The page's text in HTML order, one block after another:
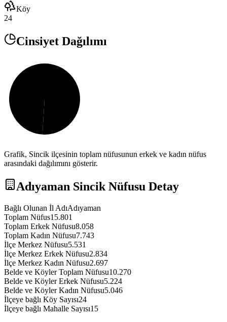
Köy
24
Cinsiyet Dağılımı
Grafik, Sincik ilçesinin toplam nüfusunun erkek ve kadın nüfus
arasındaki dağılımını gösterir.
Adıyaman Sincik Nüfusu Detay
Bağlı Olunan İl AdıAdıyaman
Toplam Nüfus15.801
Toplam Erkek Nüfusu8.058
Toplam Kadın Nüfusu7.743
İlçe Merkez Nüfusu5.531
İlçe Merkez Erkek Nüfusu2.834
İlçe Merkez Kadın Nüfusu2.697
Belde ve Köyler Toplam Nüfusu10.270
Belde ve Köyler Erkek Nüfusu5.224
Belde ve Köyler Kadın Nüfusu5.046
İlçeye bağlı Köy Sayısı24
İlçeye bağlı Mahalle Sayısı15